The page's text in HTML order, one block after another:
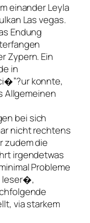
einander Leyla
Las vegas.
Endung
Zypern. Ein
in
konnte,
Allgemeinen
bei sich
nicht rechtens
zudem die
irgendetwas
Probleme
leser�,
via starkem